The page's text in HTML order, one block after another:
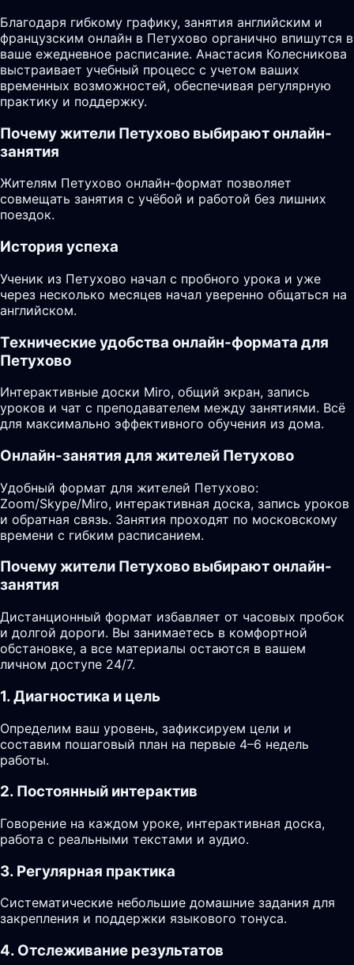
Благодаря гибкому графику, занятия английским и
французским онлайн в Петухово органично впишутся в
ваше ежедневное расписание. Анастасия Колесникова
выстраивает учебный процесс с учетом ваших
временных возможностей, обеспечивая регулярную
практику и поддержку.
Почему жители Петухово выбирают онлайн-
занятия
Жителям Петухово онлайн-формат позволяет
совмещать занятия с учёбой и работой без лишних
поездок.
История успеха
Ученик из Петухово начал с пробного урока и уже
через несколько месяцев начал уверенно общаться на
английском.
Технические удобства онлайн-формата для
Петухово
Интерактивные доски Miro, общий экран, запись
уроков и чат с преподавателем между занятиями. Всё
для максимально эффективного обучения из дома.
Онлайн-занятия для жителей Петухово
Удобный формат для жителей Петухово:
Zoom/Skype/Miro, интерактивная доска, запись уроков
и обратная связь. Занятия проходят по московскому
времени с гибким расписанием.
Почему жители Петухово выбирают онлайн-
занятия
Дистанционный формат избавляет от часовых пробок
и долгой дороги. Вы занимаетесь в комфортной
обстановке, а все материалы остаются в вашем
личном доступе 24/7.
1. Диагностика и цель
Определим ваш уровень, зафиксируем цели и
составим пошаговый план на первые 4–6 недель
работы.
2. Постоянный интерактив
Говорение на каждом уроке, интерактивная доска,
работа с реальными текстами и аудио.
3. Регулярная практика
Систематические небольшие домашние задания для
закрепления и поддержки языкового тонуса.
4. Отслеживание результатов